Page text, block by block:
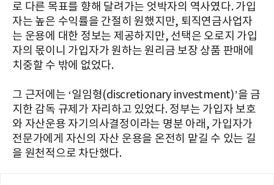
로 다른 목표를 향해 달려가는 엇박자의 역사였다. 가입
자는 높은 수익률을 간절히 원했지만, 퇴직연금사업자
는 운용에 대한 정보는 제공하지만, 선택은 오로지 가입
자의 몫이니 가입자가 원하는 원리금 보장 상품 판매에
치중할 수 밖에 없었다.
그 근저에는 ‘일임형(discretionary investment)’을 금
지한 감독 규제가 자리하고 있었다. 정부는 가입자 보호
와 자산운용 자기의사결정이라는 명분 아래, 가입자가
전문가에게 자신의 자산 운용을 온전히 맡길 수 있는 길
을 원천적으로 차단했다.